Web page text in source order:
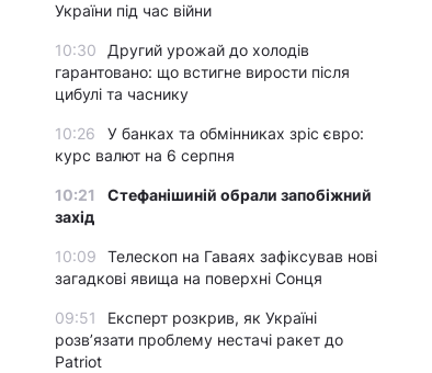
України під час війни
10:30
Другий урожай до холодів
гарантовано: що встигне вирости після
цибулі та часнику
10:26
У банках та обмінниках зріс євро:
курс валют на 6 серпня
10:21
Стефанішиній обрали запобіжний
захід
10:09
Телескоп на Гаваях зафіксував нові
загадкові явища на поверхні Сонця
09:51
Експерт розкрив, як Україні
розвʼязати проблему нестачі ракет до
Patriot